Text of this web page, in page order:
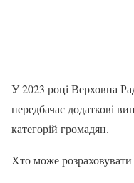
У 2023 році Верховна
передбачає додаткові
категорій громадян.
Хто може